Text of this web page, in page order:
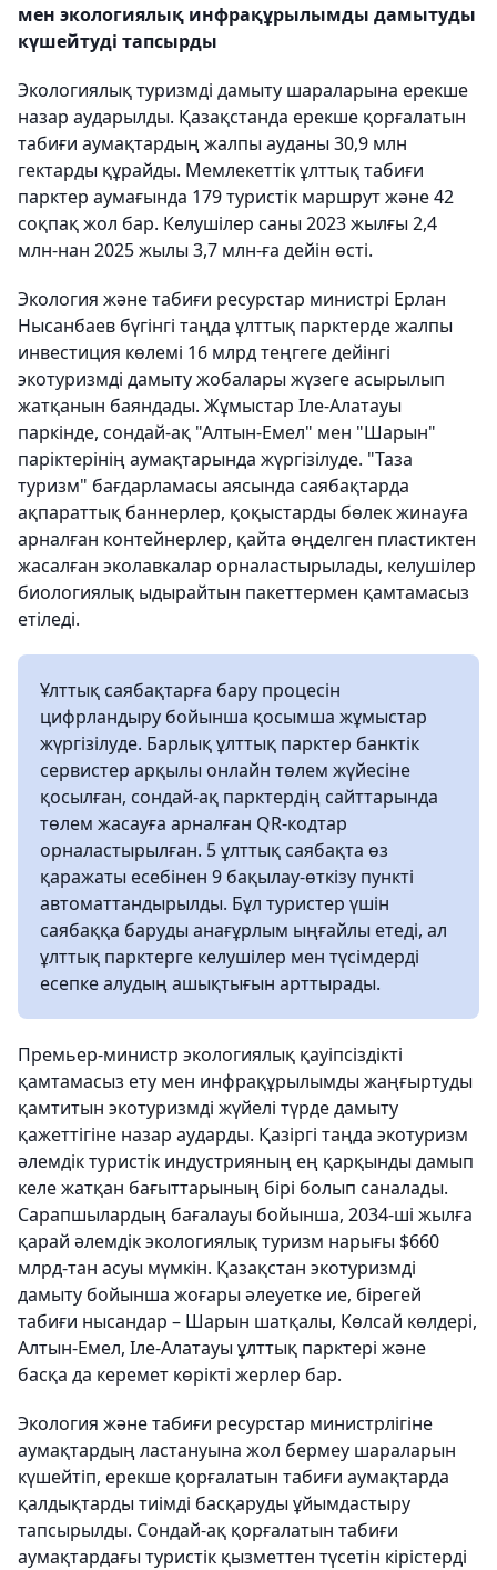
мен экологиялық инфрақұрылымды дамытуды
күшейтуді тапсырды
Экологиялық туризмді дамыту шараларына ерекше
назар аударылды. Қазақстанда ерекше қорғалатын
табиғи аумақтардың жалпы ауданы 30,9 млн
гектарды құрайды. Мемлекеттік ұлттық табиғи
парктер аумағында 179 туристік маршрут және 42
соқпақ жол бар. Келушілер саны 2023 жылғы 2,4
млн-нан 2025 жылы 3,7 млн-ға дейін өсті.
Экология және табиғи ресурстар министрі Ерлан
Нысанбаев бүгінгі таңда ұлттық парктерде жалпы
инвестиция көлемі 16 млрд теңгеге дейінгі
экотуризмді дамыту жобалары жүзеге асырылып
жатқанын баяндады. Жұмыстар Іле-Алатауы
паркінде, сондай-ақ "Алтын-Емел" мен "Шарын"
паріктерінің аумақтарында жүргізілуде. "Таза
туризм" бағдарламасы аясында саябақтарда
ақпараттық баннерлер, қоқыстарды бөлек жинауға
арналған контейнерлер, қайта өңделген пластиктен
жасалған эколавкалар орналастырылады, келушілер
биологиялық ыдырайтын пакеттермен қамтамасыз
етіледі.
Ұлттық саябақтарға бару процесін
цифрландыру бойынша қосымша жұмыстар
жүргізілуде. Барлық ұлттық парктер банктік
сервистер арқылы онлайн төлем жүйесіне
қосылған, сондай-ақ парктердің сайттарында
төлем жасауға арналған QR-кодтар
орналастырылған. 5 ұлттық саябақта өз
қаражаты есебінен 9 бақылау-өткізу пункті
автоматтандырылды. Бұл туристер үшін
саябаққа баруды анағұрлым ыңғайлы етеді, ал
ұлттық парктерге келушілер мен түсімдерді
есепке алудың ашықтығын арттырады.
Премьер-министр экологиялық қауіпсіздікті
қамтамасыз ету мен инфрақұрылымды жаңғыртуды
қамтитын экотуризмді жүйелі түрде дамыту
қажеттігіне назар аударды. Қазіргі таңда экотуризм
әлемдік туристік индустрияның ең қарқынды дамып
келе жатқан бағыттарының бірі болып саналады.
Сарапшылардың бағалауы бойынша, 2034-ші жылға
қарай әлемдік экологиялық туризм нарығы $660
млрд-тан асуы мүмкін. Қазақстан экотуризмді
дамыту бойынша жоғары әлеуетке ие, бірегей
табиғи нысандар – Шарын шатқалы, Көлсай көлдері,
Алтын-Емел, Іле-Алатауы ұлттық парктері және
басқа да керемет көрікті жерлер бар.
Экология және табиғи ресурстар министрлігіне
аумақтардың ластануына жол бермеу шараларын
күшейтіп, ерекше қорғалатын табиғи аумақтарда
қалдықтарды тиімді басқаруды ұйымдастыру
тапсырылды. Сондай-ақ қорғалатын табиғи
аумақтардағы туристік қызметтен түсетін кірістерді